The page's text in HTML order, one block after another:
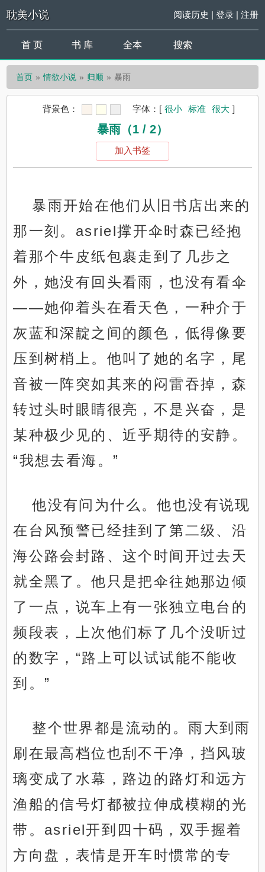
耽美小说 阅读历史 | 登录| 注册
首 页 书 库 全本 搜索
首页 情欲小说 归顺 暴雨
背景色： 字体： [ 很小 标准 很大 ]
暴雨（1 / 2）
加入书签
暴雨开始在他们从旧书店出来的
那一刻。asriel撑开伞时森已经抱
着那个牛皮纸包裹走到了几步之
外，她没有回头看雨，也没有看伞
——她仰着头在看天色，一种介于
灰蓝和深靛之间的颜色，低得像要
压到树梢上。他叫了她的名字，尾
音被一阵突如其来的闷雷吞掉，森
转过头时眼睛很亮，不是兴奋，是
某种极少见的、近乎期待的安静。
“我想去看海。”
他没有问为什么。他也没有说现
在台风预警已经挂到了第二级、沿
海公路会封路、这个时间开过去天
就全黑了。他只是把伞往她那边倾
了一点，说车上有一张独立电台的
频段表，上次他们标了几个没听过
的数字，“路上可以试试能不能收
到。”
整个世界都是流动的。雨大到雨
刷在最高档位也刮不干净，挡风玻
璃变成了水幕，路边的路灯和远方
渔船的信号灯都被拉伸成模糊的光
带。asriel开到四十码，双手握着
方向盘，表情是开车时惯常的专